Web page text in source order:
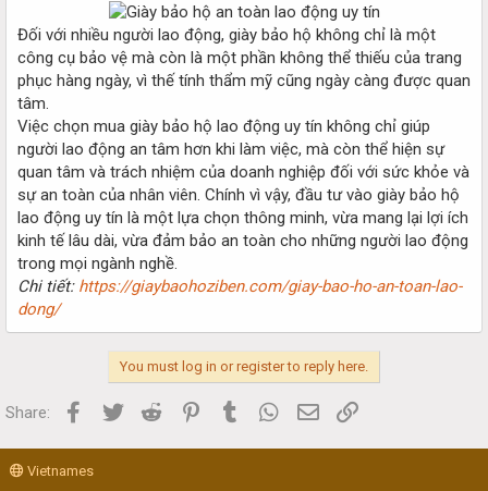
Đối với nhiều người lao động, giày bảo hộ không chỉ là một
công cụ bảo vệ mà còn là một phần không thể thiếu của trang
phục hàng ngày, vì thế tính thẩm mỹ cũng ngày càng được quan
tâm.
Việc chọn mua giày bảo hộ lao động uy tín không chỉ giúp
người lao động an tâm hơn khi làm việc, mà còn thể hiện sự
quan tâm và trách nhiệm của doanh nghiệp đối với sức khỏe và
sự an toàn của nhân viên. Chính vì vậy, đầu tư vào giày bảo hộ
lao động uy tín là một lựa chọn thông minh, vừa mang lại lợi ích
kinh tế lâu dài, vừa đảm bảo an toàn cho những người lao động
trong mọi ngành nghề.
Chi tiết: https://giaybaohoziben.com/giay-bao-ho-an-toan-lao-
dong/
You must log in or register to reply here.
Share: Facebook
Twitter Reddit PinterestTumblr WhatsApp
Email
Vietnames